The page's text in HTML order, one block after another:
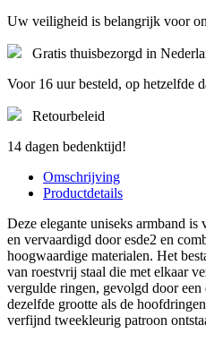
Uw veiligheid is belangrijk voor
Gratis thuisbezorgd in
Voor 16 uur besteld, op hetzelfde
Retourbeleid
14 dagen bedenktijd!
Omschrijving
Productdetails
Deze elegante uniseks armband
en vervaardigd door esde2 en
hoogwaardige materialen. Het
van roestvrij staal die met elkaar
vergulde ringen, gevolgd door
dezelfde grootte als de
verfijnd tweekleurig patroon